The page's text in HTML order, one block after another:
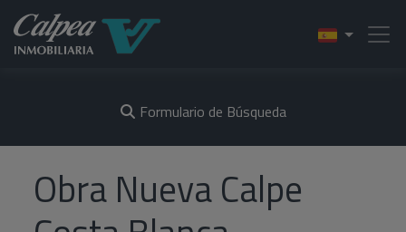
Formulario de Búsqueda
Obra Nueva Calpe